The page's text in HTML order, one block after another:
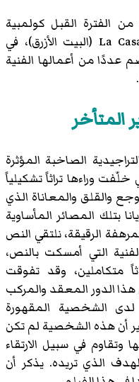
الفترة القبل كولمبية
من أعمالها الفنية
المتأخر
الصاخبة المؤثرة
خلّفت وراءها تراثاً تشكيلياً
والقلق والمعاناة الذي
بتلك المصائر المأساوية
الرقيقة، نلتقي النص
التي أمسكت بالنص،
متكاملين، وقد تفوقت
الدور المعقد والمركب
لدى الشخصية المقهورة
أن هذه الشخصية لم تكن
في سبيل الارتقاء
الذي تريده. يذكر أن